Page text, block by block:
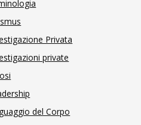
Privata
private
del Corpo